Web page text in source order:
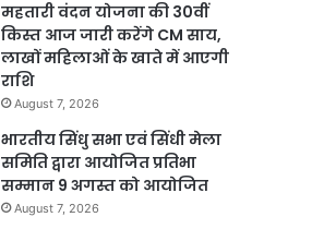
महतारी वंदन योजना की 30वीं
किस्त आज जारी करेंगे CM साय,
लाखों महिलाओं के खाते में आएगी
राशि
August 7, 2026
भारतीय सिंधु सभा एवं सिंधी मेला
समिति द्वारा आयोजित प्रतिभा
सम्मान 9 अगस्त को आयोजित
August 7, 2026